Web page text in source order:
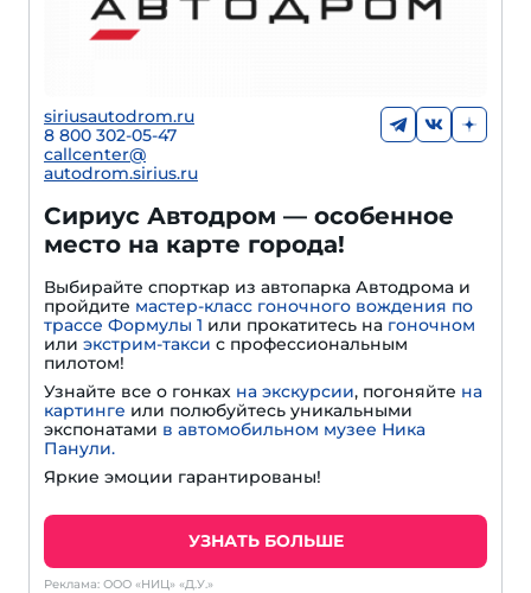
siriusautodrom.ru
8 800 302-05-47
callcenter@
autodrom.sirius.ru
Сириус Автодром — особенное
место на карте города!
Выбирайте спорткар из автопарка Автодрома и
пройдите мастер-класс гоночного вождения по
трассе Формулы 1 или прокатитесь на гоночном
или экстрим-такси с профессиональным
пилотом!
Узнайте все о гонках на экскурсии, погоняйте на
картинге или полюбуйтесь уникальными
экспонатами в автомобильном музее Ника
Панули.
Яркие эмоции гарантированы!
УЗНАТЬ БОЛЬШЕ
Реклама: ООО «НИЦ» «Д.У.»